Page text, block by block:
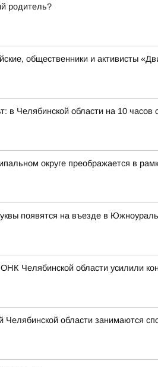
родитель?
общественники и активисты
в Челябинской области на 10 часов
округе преображается в
появятся на въезде в
Челябинской области усилили
Челябинской области занимаются